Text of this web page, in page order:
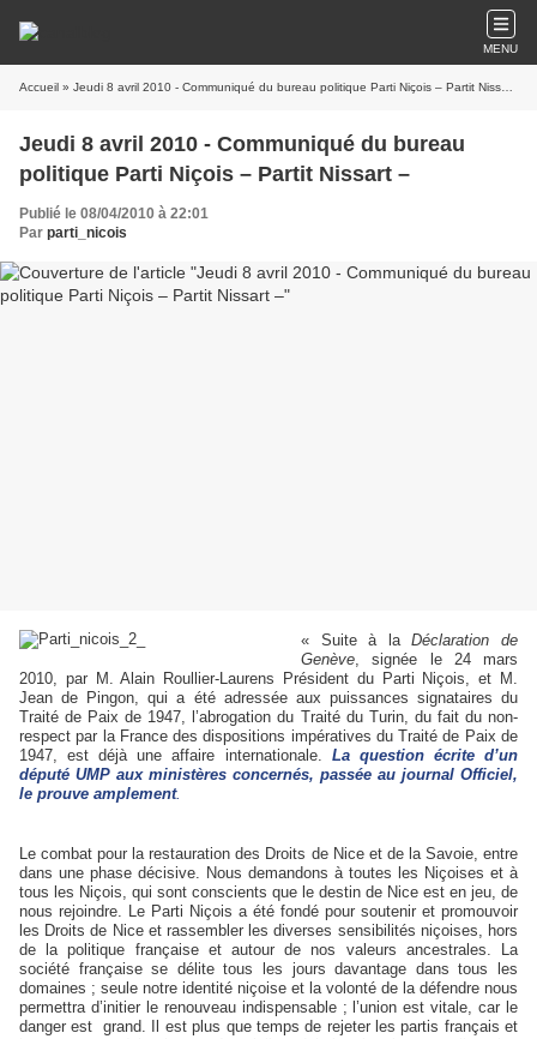
MENU
Accueil » Jeudi 8 avril 2010 - Communiqué du bureau politique Parti Niçois – Partit Nissart –
Jeudi 8 avril 2010 - Communiqué du bureau
politique Parti Niçois – Partit Nissart –
Publié le 08/04/2010 à 22:01
Par parti_nicois
« Suite à laDéclaration de
Genève, signée le 24 mars
2010, par M. Alain Roullier-Laurens Président du Parti Niçois, et M.
Jean de Pingon, qui a été adressée aux puissances signataires du
Traité de Paix de 1947, l’abrogation du Traité du Turin, du fait du non-
respect par la France des dispositions impératives du Traité de Paix de
1947, est déjà une affaire internationale. La question écrite d’un
député UMP aux ministères concernés, passée au journal Officiel,
le prouve amplement.
Le combat pour la restauration des Droits de Nice et de la Savoie, entre
dans une phase décisive. Nous demandons à toutes les Niçoises et à
tous les Niçois, qui sont conscients que le destin de Nice est en jeu, de
nous rejoindre. Le Parti Niçois a été fondé pour soutenir et promouvoir
les Droits de Nice et rassembler les diverses sensibilités niçoises, hors
de la politique française et autour de nos valeurs ancestrales. La
société française se délite tous les jours davantage dans tous les
domaines ; seule notre identité niçoise et la volonté de la défendre nous
permettra d’initier le renouveau indispensable ; l’union est vitale, car le
danger est
grand. Il est plus que temps de rejeter les partis français et